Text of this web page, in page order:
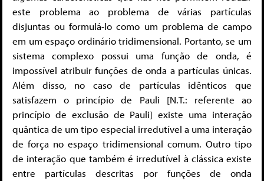
este problema ao problema de várias partículas
disjuntas ou formulá-lo como um problema de campo
em um espaço ordinário tridimensional. Portanto, se um
sistema complexo possui uma função de onda, é
impossível atribuir funções de onda a partículas únicas.
Além disso, no caso de partículas idênticos que
satisfazem o princípio de Pauli [N.T.: referente ao
princípio de exclusão de Pauli] existe uma interação
quântica de um tipo especial irredutível a uma interação
de força no espaço tridimensional comum. Outro tipo
de interação que também é irredutível à clássica existe
entre partículas descritas por funções de onda